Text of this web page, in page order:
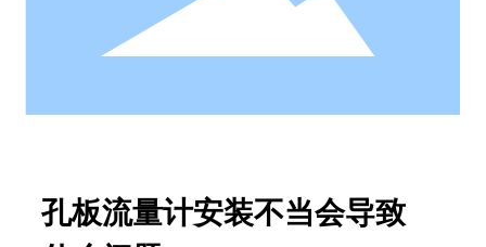
孔板流量计安装不当会导致